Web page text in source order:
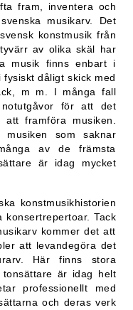
fram, inventera och
musikarv. Det
konstmusik från
av olika skäl har
musik finns enbart i
dåligt skick med
m m. I många fall
för att det
framföra musiken.
som saknar
av de främsta
är idag mycket
konstmusikhistorien
Tack
kommer det att
att levandegöra det
Här finns stora
är idag helt
professionellt med
och deras verk